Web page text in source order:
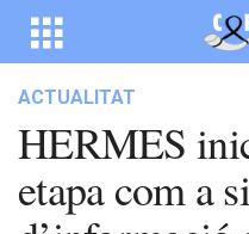
ACTUALITAT
HERMES
etapa com a